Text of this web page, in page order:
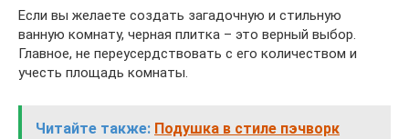
Если вы желаете создать загадочную и стильную
ванную комнату, черная плитка – это верный выбор.
Главное, не переусердствовать с его количеством и
учесть площадь комнаты.
Читайте также: Подушка в стиле пэчворк